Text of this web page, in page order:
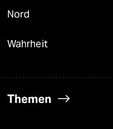
Nord
Wahrheit
Themen